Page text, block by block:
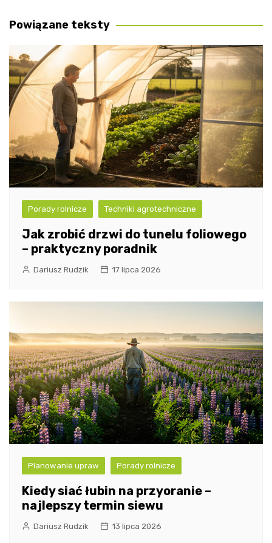
wpisu
Powiązane teksty
Porady rolnicze Techniki agrotechniczne
Jak zrobić drzwi do tunelu foliowego
– praktyczny poradnik
Dariusz Rudzik 17 lipca 2026
Planowanie upraw Porady rolnicze
Kiedy siać łubin na przyoranie –
najlepszy termin siewu
Dariusz Rudzik 13 lipca 2026